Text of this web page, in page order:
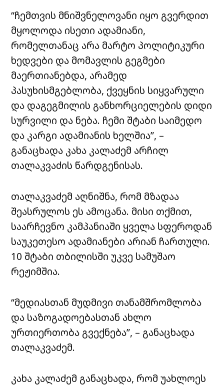
“ჩემთვის მნიშვნელოვანი იყო გვერდით
მყოლოდა ისეთი ადამიანი,
რომელთანაც არა მარტო პოლიტიკური
ხედვები და მომავლის გეგმები
მაერთიანებდა, არამედ
პასუხისმგებლობა, ქვეყნის სიყვარული
და დაგეგმილის განხორციელების დიდი
სურვილი და ნება. ჩემი შტაბი საიმედო
და კარგი ადამიანის ხელშია”, –
განაცხადა კახა კალაძემ არჩილ
თალაკვაძის წარდგენისას.
თალაკვაძემ აღნიშნა, რომ მზადაა
შეასრულოს ეს ამოცანა. მისი თქმით,
საარჩევნო კამპანიაში ყველა სფეროდან
საუკეთესო ადამიანები არიან ჩართული.
10 შტაბი თბილისში უკვე სამუშაო
რეჟიმშია.
“მედიასთან მუდმივი თანამშრომლობა
და საზოგადოებასთან ახლო
ურთიერთობა გვექნება”, – განაცხადა
თალაკვაძემ.
კახა კალაძემ განაცხადა, რომ უახლოეს